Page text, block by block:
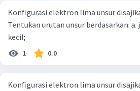
Konfigurasi elektron lima unsur
Tentukan urutan unsur berdasarkan: a. jari-jari atom dari yang paling
kecil;
1 0.0
Konfigurasi elektron lima unsur